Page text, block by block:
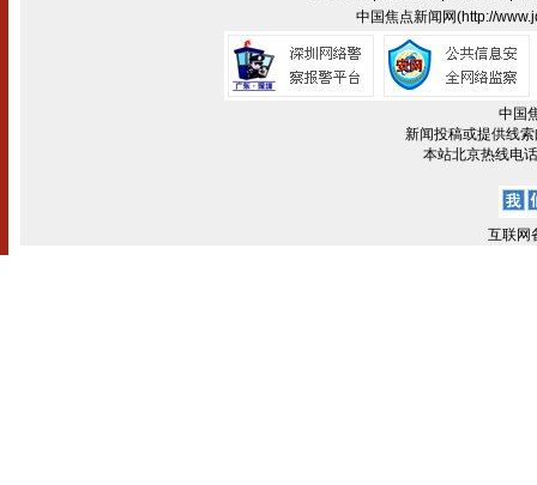
中国焦点新闻网(http://
中国
新闻投稿或提供线
本站北京热线电
互联网